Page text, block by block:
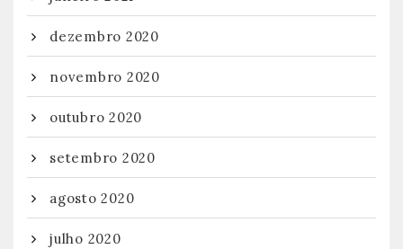
dezembro 2020
novembro 2020
outubro 2020
setembro 2020
agosto 2020
julho 2020